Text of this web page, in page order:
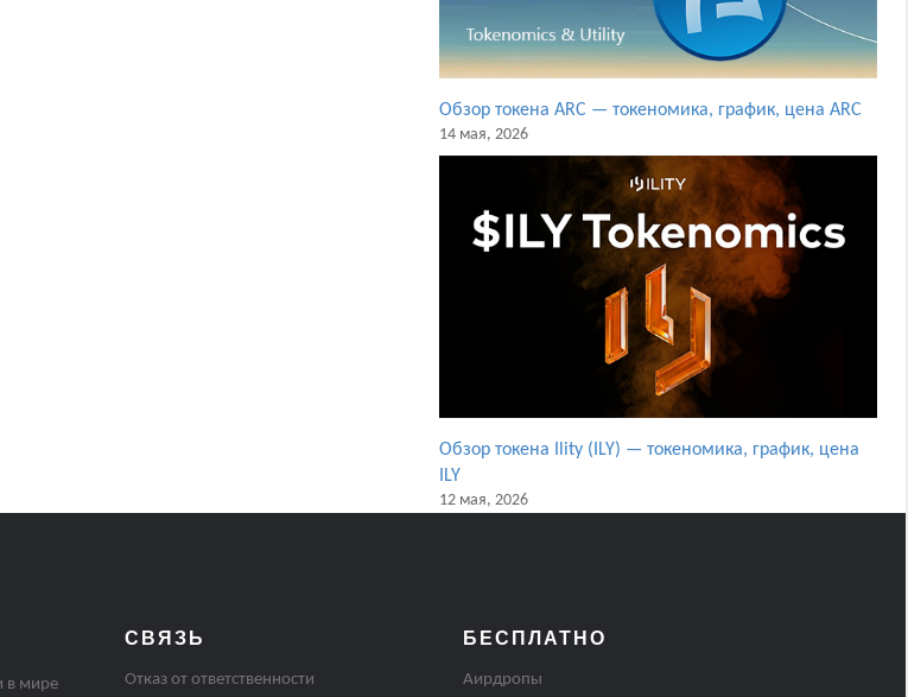
Обзор токена ARC — токеномика, график, цена ARC
14 мая, 2026
Обзор токена Ility (ILY) — токеномика, график, цена
ILY
12 мая, 2026
в мире
СВЯЗЬ
Отказ от ответственности
БЕСПЛАТНО
Аирдропы